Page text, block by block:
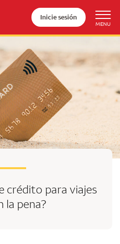
Inicie sesión
crédito para viajes
la pena?